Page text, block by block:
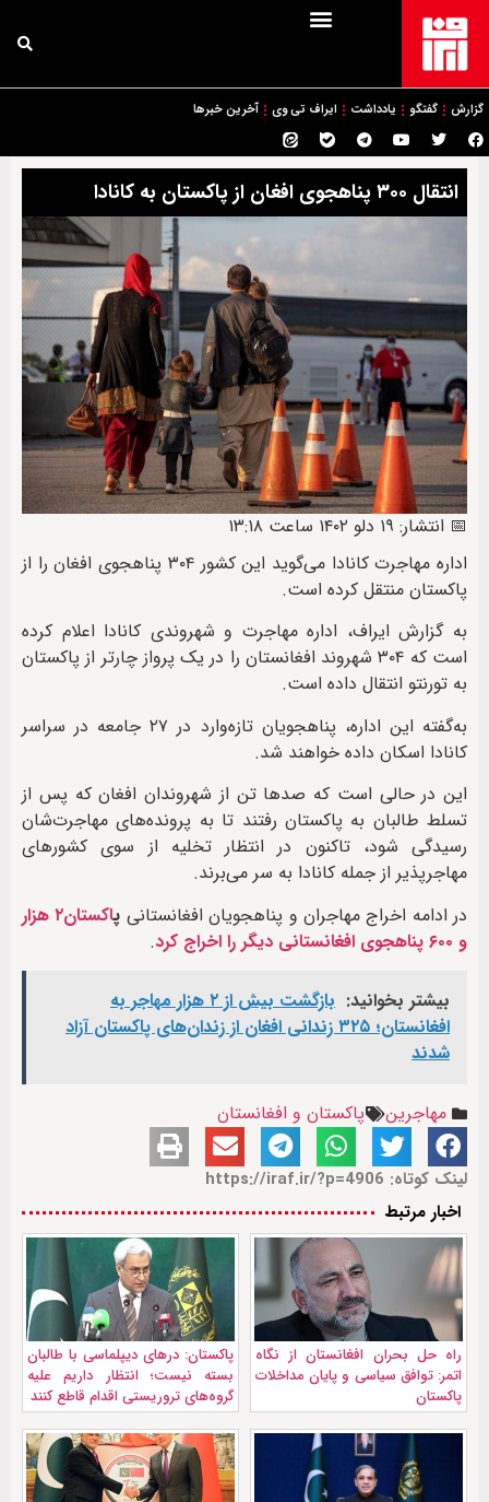
گزارش گفتگو یادداشت ایراف تی وی آخرین خبرها
انتقال ۳۰۰ پناهجوی افغان از پاکستان به کانادا
📅 انتشار: ۱۹ دلو ۱۴۰۲ ساعت ۱۳:۱۸
اداره مهاجرت کانادا می‌گوید این کشور ۳۰۴ پناهجوی افغان را از
پاکستان منتقل کرده است.
به گزارش ایراف، اداره‌ مهاجرت و شهروندی کانادا اعلام کرده
است که ۳۰۴ شهروند افغانستان را در یک پرواز چارتر از پاکستان
به تورنتو انتقال داده است.
به‌گفته‌ این اداره، پناهجویان تازه‌وارد در ۲۷ جامعه در سراسر
کانادا اسکان داده خواهند شد.
این در حالی‌ است که صدها تن از شهروندان افغان که پس از
تسلط طالبان به پاکستان رفتند تا به پرونده‌های مهاجرت‌شان
رسیدگی‌ شود، تاکنون در انتظار تخلیه از سوی کشورهای
مهاجرپذیر از جمله کانادا به‌ سر می‌برند.
در ادامه اخراج مهاجران و پناهجویان افغانستانی پ
اکستان۲ هزار
و ۶۰۰ پناهجوی افغانستانی دیگر را اخراج کرد
.
بیشتر بخوانید:
بازگشت بیش از ۲ هزار مهاجر به
افغانستان؛ ۳۲۵ زندانی افغان از زندان‌های پاکستان آزاد
شدند
مهاجرین پاکستان و افغانستان
لینک کوتاه: https://iraf.ir/?p=4906
اخبار مرتبط
راه حل بحران افغانستان از نگاه
اتمر: توافق سیاسی و پایان مداخلات
پاکستان
پاکستان: درهای دیپلماسی با طالبان
بسته نیست؛ انتظار داریم علیه
گروه‌های تروریستی اقدام قاطع کنند